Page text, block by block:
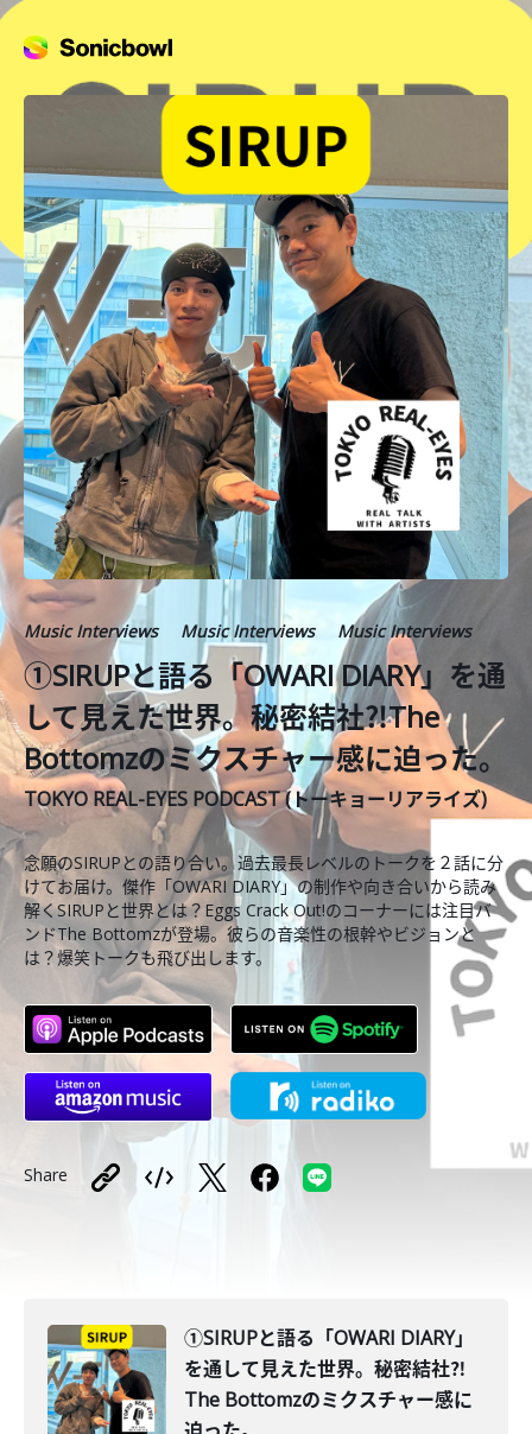
Music Interviews Music Interviews Music Interviews
①SIRUPと語る「OWARI DIARY」を通
して見えた世界。秘密結社⁈The
Bottomzのミクスチャー感に迫った。
TOKYO REAL-EYES PODCAST (トーキョーリアライズ)
念願のSIRUPとの語り合い。過去最長レベルのトークを２話に分
けてお届け。傑作「OWARI DIARY」の制作や向き合いから読み
解くSIRUPと世界とは？Eggs Crack Out!のコーナーには注目バ
ンドThe Bottomzが登場。彼らの音楽性の根幹やビジョンと
は？爆笑トークも飛び出します。
Share
①SIRUPと語る「OWARI DIARY」
を通して見えた世界。秘密結社⁈
The Bottomzのミクスチャー感に